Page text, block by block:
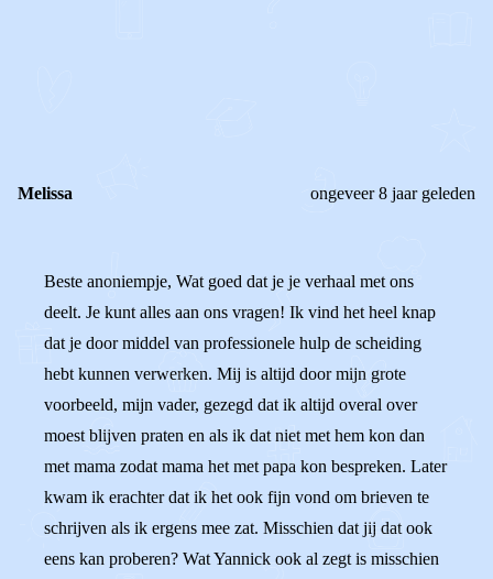
Melissa ongeveer 8 jaar geleden
Beste anoniempje, Wat goed dat je je verhaal met ons
deelt. Je kunt alles aan ons vragen! Ik vind het heel knap
dat je door middel van professionele hulp de scheiding
hebt kunnen verwerken. Mij is altijd door mijn grote
voorbeeld, mijn vader, gezegd dat ik altijd overal over
moest blijven praten en als ik dat niet met hem kon dan
met mama zodat mama het met papa kon bespreken. Later
kwam ik erachter dat ik het ook fijn vond om brieven te
schrijven als ik ergens mee zat. Misschien dat jij dat ook
eens kan proberen? Wat Yannick ook al zegt is misschien